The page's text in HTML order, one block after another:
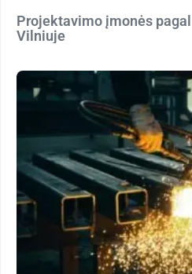
Projektavimo įmonės
Vilniuje